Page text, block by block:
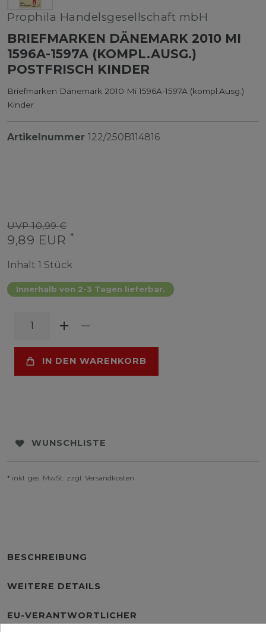
Prophila Handelsgesellschaft mbH
BRIEFMARKEN DÄNEMARK 2010 MI
1596A-1597A (KOMPL.AUSG.)
POSTFRISCH KINDER
Briefmarken Dänemark 2010 Mi 1596A-1597A (kompl.Ausg.)
Kinder
Artikelnummer 122/250B114816
UVP 10,99 €
9,89 EUR *
Inhalt 1 Stück
Innerhalb von 2-3 Tagen lieferbar.
IN DEN WARENKORB
WUNSCHLISTE
* inkl. ges. MwSt. zzgl. Versandkosten
BESCHREIBUNG
WEITERE DETAILS
EU-VERANTWORTLICHER